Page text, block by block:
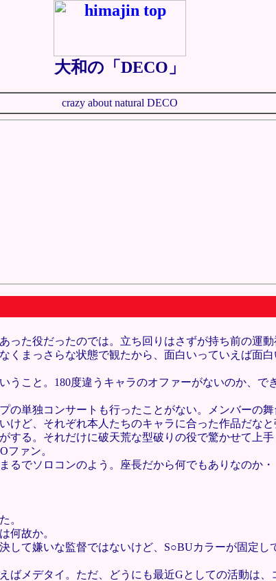
大和の「DECO」
crazy about natural DECO
った役だったのでは。立ち回りはさずが持ち前の運
くまっさらな状態で観たから、面白いっていえば面
うこと。180度違うキャラのオファーがないのか、
の単独コンサートも行ったことがない。メンバーの
けど、それぞれ本人たちのキャラに合った作品だな
する。それだけに破天荒な型破りの役で驚かせて上
ファン。
るでソロコンのよう。座長だから何でもありなのか
。
何故か。
して嫌いな監督ではないけど、S○BUカラーが固定
ばメデタイ。ただ、どうにも最近Gとしての活動は